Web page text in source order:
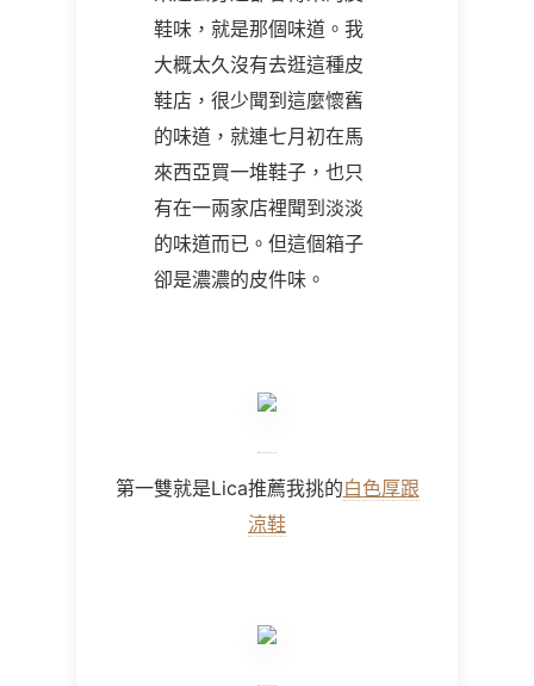
鞋味，就是那個味道。我
大概太久沒有去逛這種皮
鞋店，很少聞到這麼懷舊
的味道，就連七月初在馬
來西亞買一堆鞋子，也只
有在一兩家店裡聞到淡淡
的味道而已。但這個箱子
卻是濃濃的皮件味。
第一雙就是Lica推薦我挑的白色厚跟
涼鞋